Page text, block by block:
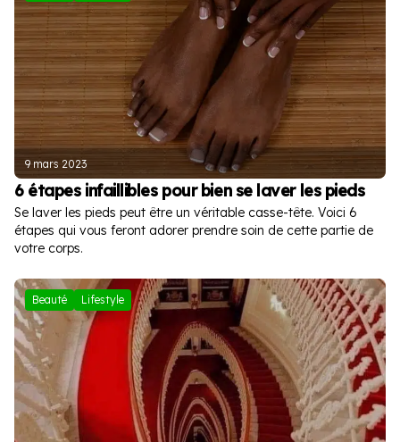
9 mars 2023
6 étapes infaillibles pour bien se laver les pieds
Se laver les pieds peut être un véritable casse-tête. Voici 6
étapes qui vous feront adorer prendre soin de cette partie de
votre corps.
Beauté Lifestyle